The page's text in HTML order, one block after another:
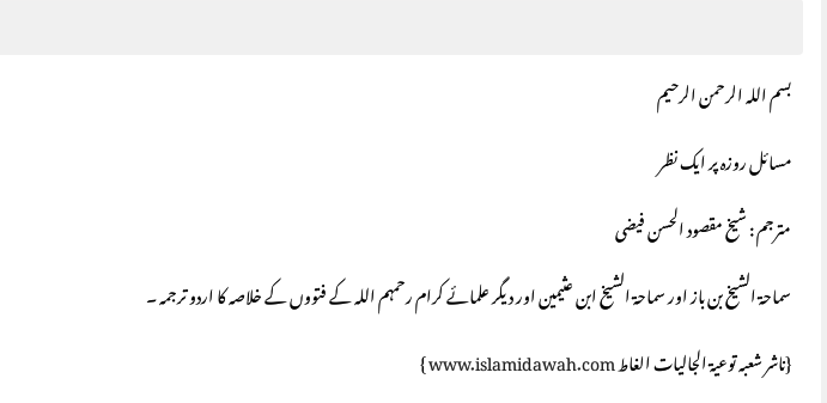
بسم اللہ الرحمن الرحیم
مسائل روزہ پر ایک نظر
مترجم : شیخ مقصود الحسن فیضی
سماحۃ الشیخ بن باز اور سماحۃ الشیخ ابن عثیمین اور دیگر علمائے کرام رحمہم اللہ کے فتووں کے خلاصہ کا اردو ترجمہ ۔
{ناشر شعبہ توعیۃ الجالیات الغاطwww.islamidawah.com
}